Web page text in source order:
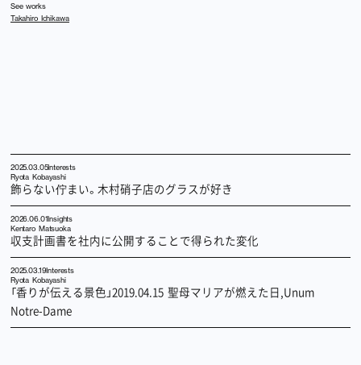
See works
Takahiro Ichikawa
2025.03.05Interests
Ryota Kobayashi
飾らない佇まい。木村硝子店のグラスが好き
2026.06.01Insights
Kentaro Matsuoka
収支計画書を社内に公開することで得られた変化
2025.03.19Interests
Ryota Kobayashi
「香りが伝える景色」2019.04.15 聖母マリアが燃えた日,Unum
Notre-Dame